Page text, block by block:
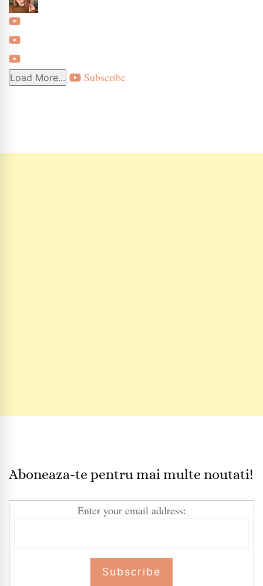
Load More... Subscribe
Aboneaza-te pentru mai multe noutati!
Enter your email address: